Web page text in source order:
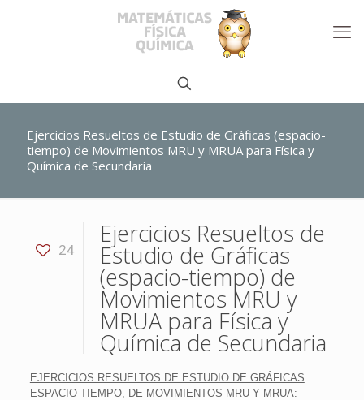
Ejercicios Resueltos de Estudio de Gráficas (espacio-
tiempo) de Movimientos MRU y MRUA para Física y
Química de Secundaria
24
Ejercicios Resueltos de
Estudio de Gráficas
(espacio-tiempo) de
Movimientos MRU y
MRUA para Física y
Química de Secundaria
EJERCICIOS RESUELTOS DE ESTUDIO DE GRÁFICAS
ESPACIO TIEMPO, DE MOVIMIENTOS MRU Y MRUA: